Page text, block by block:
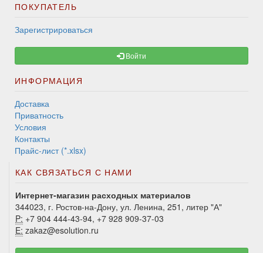
ПОКУПАТЕЛЬ
Зарегистрироваться
Войти
ИНФОРМАЦИЯ
Доставка
Приватность
Условия
Контакты
Прайс-лист (*.xlsx)
КАК СВЯЗАТЬСЯ С НАМИ
Интернет-магазин расходных материалов
344023, г. Ростов-на-Дону, ул. Ленина, 251, литер "А"
P: +7 904 444-43-94, +7 928 909-37-03
E: zakaz@esolution.ru